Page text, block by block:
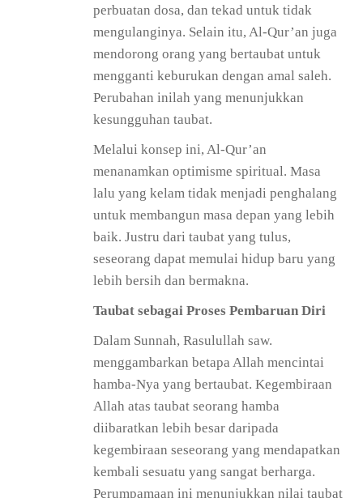
perbuatan dosa, dan tekad untuk tidak
mengulanginya. Selain itu, Al-Qur’an juga
mendorong orang yang bertaubat untuk
mengganti keburukan dengan amal saleh.
Perubahan inilah yang menunjukkan
kesungguhan taubat.
Melalui konsep ini, Al-Qur’an
menanamkan optimisme spiritual. Masa
lalu yang kelam tidak menjadi penghalang
untuk membangun masa depan yang lebih
baik. Justru dari taubat yang tulus,
seseorang dapat memulai hidup baru yang
lebih bersih dan bermakna.
Taubat sebagai Proses Pembaruan Diri
Dalam Sunnah, Rasulullah saw.
menggambarkan betapa Allah mencintai
hamba-Nya yang bertaubat. Kegembiraan
Allah atas taubat seorang hamba
diibaratkan lebih besar daripada
kegembiraan seseorang yang mendapatkan
kembali sesuatu yang sangat berharga.
Perumpamaan ini menunjukkan nilai taubat